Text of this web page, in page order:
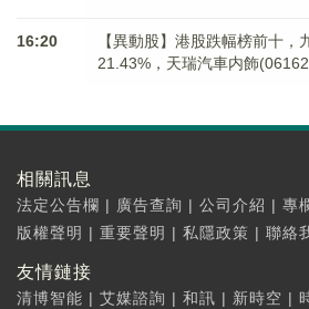
16:20
【異動股】港股跌幅榜前十，
21.43%，天瑞汽車内飾
相關訊息
法定公告欄 | 廣告查詢 | 公司介紹 | 專
版權聲明 | 重要聲明 | 私隱政策 | 聯絡
友情鏈接
清博智能 | 艾媒諮詢 | 和訊 | 新時空 |